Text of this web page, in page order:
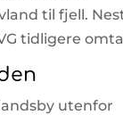
til fjell.
tidligere
utenfor